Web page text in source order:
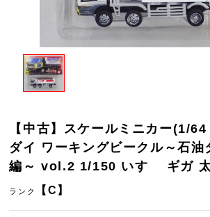
【中古】スケールミニカー(1/
ダイ ワーキングビークル～石油
編～ vol.2 1/150 いすゞ ギガ
ランク 【C】